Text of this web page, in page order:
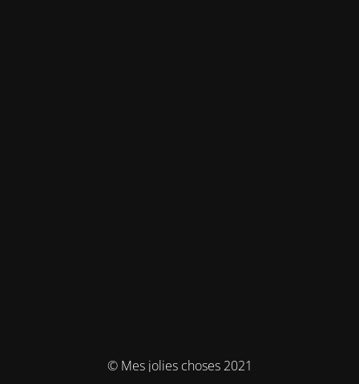
© Mes jolies choses 2021